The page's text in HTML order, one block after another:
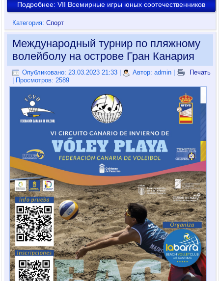
Подробнее: VII Всемирные игры юных соотечественников
Категория:Спорт
Международный турнир по пляжному
волейболу на острове Гран Канария
Опубликовано: 23.03.2023 21:33 Автор: admin |
Печать
| Просмотров: 2589